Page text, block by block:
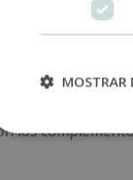
limpiar.
atención, si
toque
los
MOSTRAR